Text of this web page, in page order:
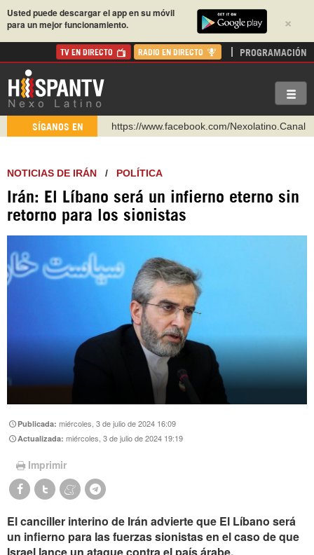
×
Usted puede descargar el app en su móvil
para un mejor funcionamiento.
TV EN DIRECTO RADIO EN DIRECTO PROGRAMACIÓN
SÍGANOS EN
https://www.facebook.com/Nexolatino.Canal
http://twitter.com/nexo_latino
https://t.me/hispantvcanal
https://urmedium.com/c/hispantv
NOTICIAS DE IRÁN / POLÍTICA
Irán: El Líbano será un infierno eterno sin
retorno para los sionistas
Publicada:miércoles, 3 de julio de 2024 16:09
Actualizada:miércoles, 3 de julio de 2024 19:19
Imprimir
El canciller interino de Irán advierte que El Líbano será
un infierno para las fuerzas sionistas en el caso de que